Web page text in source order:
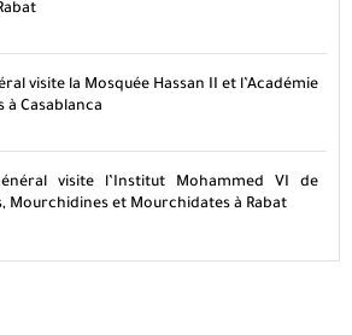
visite la Mosquée Hassan II et l’Académie
Casablanca
visite l’Institut Mohammed VI de
Mourchidines et Mourchidates à Rabat